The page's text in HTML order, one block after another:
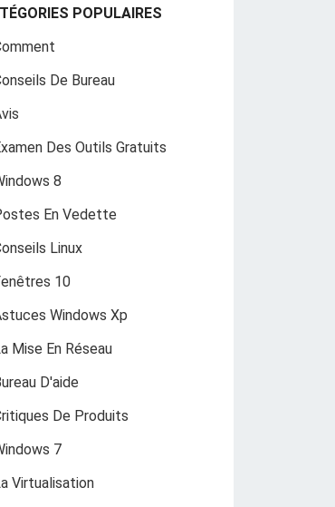
POPULAIRES
De Bureau
Des Outils Gratuits
8
En Vedette
Linux
10
Windows Xp
Mise En Réseau
D'aide
De Produits
7
Virtualisation